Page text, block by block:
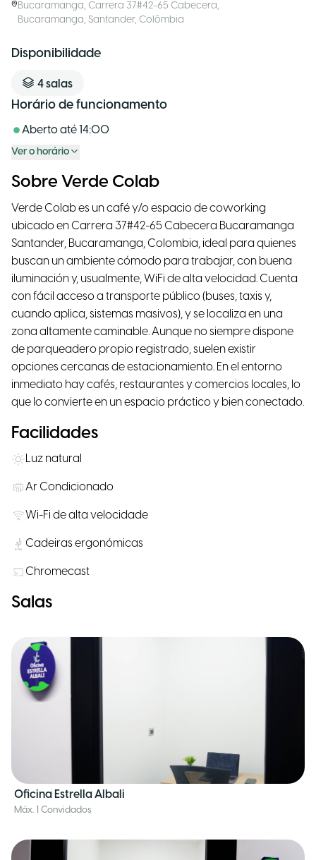
Bucaramanga, Carrera 37#42-65 Cabecera,
Bucaramanga, Santander, Colômbia
Disponibilidade
4salas
Horário de funcionamento
Aberto até 14:00
Ver o horário
Sobre Verde Colab
Verde Colab es un café y/o espacio de coworking
ubicado en Carrera 37#42-65 Cabecera Bucaramanga
Santander, Bucaramanga, Colombia, ideal para quienes
buscan un ambiente cómodo para trabajar, con buena
iluminación y, usualmente, WiFi de alta velocidad. Cuenta
con fácil acceso a transporte público (buses, taxis y,
cuando aplica, sistemas masivos), y se localiza en una
zona altamente caminable. Aunque no siempre dispone
de parqueadero propio registrado, suelen existir
opciones cercanas de estacionamiento. En el entorno
inmediato hay cafés, restaurantes y comercios locales, lo
que lo convierte en un espacio práctico y bien conectado.
Facilidades
Luz natural
Ar Condicionado
Wi-Fi de alta velocidade
Cadeiras ergonómicas
Chromecast
Salas
Oficina Estrella Albali
Máx. 1 Convidados